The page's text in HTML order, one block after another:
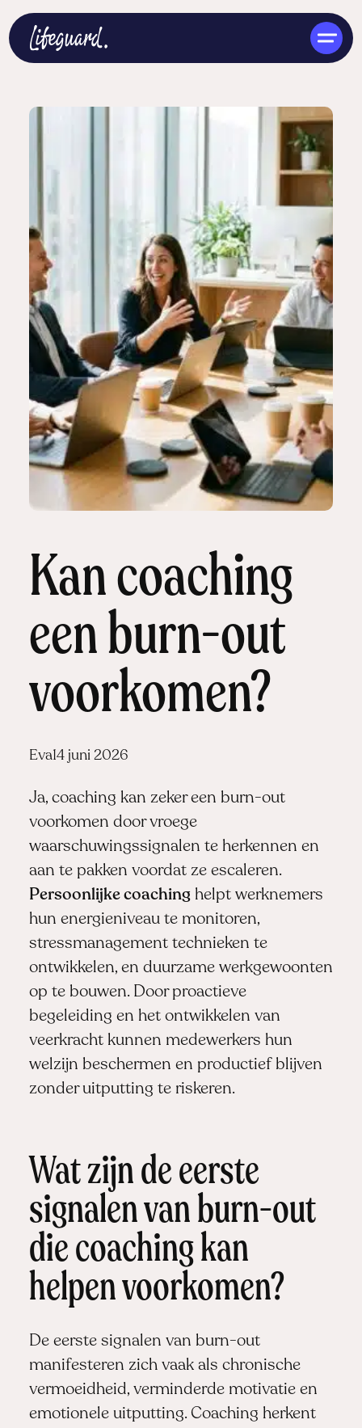
Kan coaching
een burn-out
voorkomen?
Posted
Eva14 juni 2026
Ja, coaching kan zeker een burn-out
voorkomen door vroege
waarschuwingssignalen te herkennen en
aan te pakken voordat ze escaleren.
Persoonlijke coachinghelpt werknemers
hun energieniveau te monitoren,
stressmanagement technieken te
ontwikkelen, en duurzame werkgewoonten
op te bouwen. Door proactieve
begeleiding en het ontwikkelen van
veerkracht kunnen medewerkers hun
welzijn beschermen en productief blijven
zonder uitputting te riskeren.
Wat zijn de eerste
signalen van burn-out
die coaching kan
helpen voorkomen?
De eerste signalen van burn-out
manifesteren zich vaak als chronische
vermoeidheid, verminderde motivatie en
emotionele uitputting. Coaching herkent